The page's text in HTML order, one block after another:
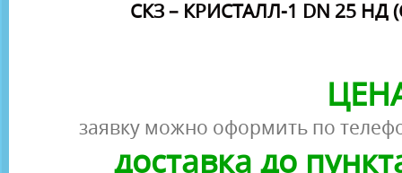
СКЗ – КРИСТАЛЛ-1 DN 25 НД
заявку можно оформить по
доставка до